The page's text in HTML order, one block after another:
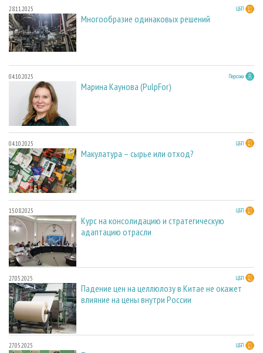
28.11.2025 ЦБП
Многообразие одинаковых решений
04.10.2025 Персона
Марина Каунова (PulpFor)
04.10.2025 ЦБП
Макулатура – сырье или отход?
15.08.2025 ЦБП
Курс на консолидацию и стратегическую
адаптацию отрасли
27.05.2025 ЦБП
Падение цен на целлюлозу в Китае не окажет
влияние на цены внутри России
27.05.2025 ЦБП